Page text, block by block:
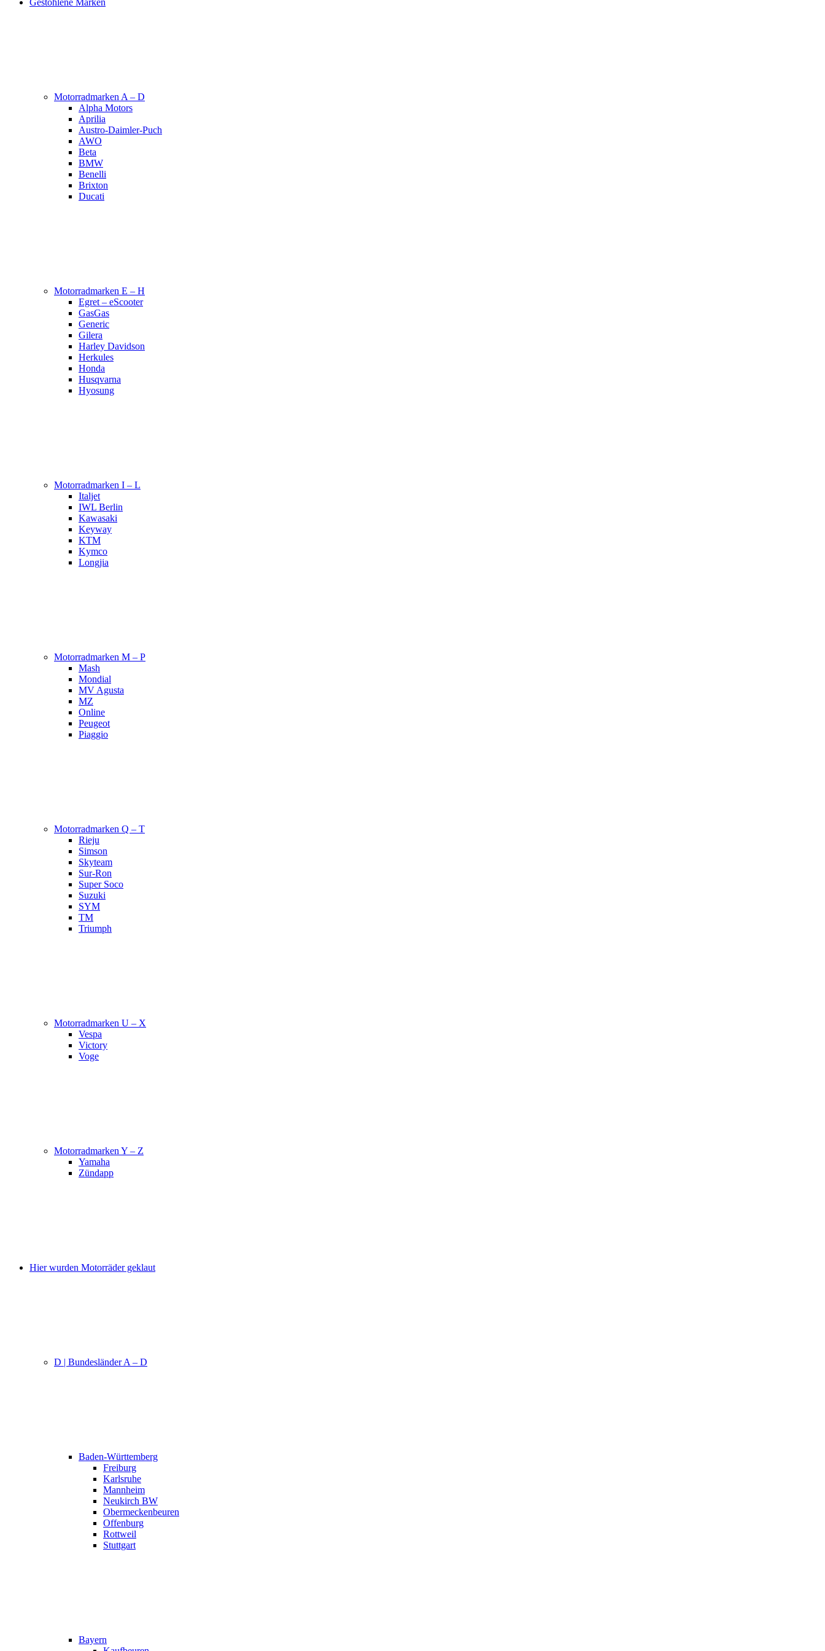
Gestohlene Marken
Motorradmarken A – D
Alpha Motors
Aprilia
Austro-Daimler-Puch
AWO
Beta
BMW
Benelli
Brixton
Ducati
Motorradmarken E – H
Egret – eScooter
GasGas
Generic
Gilera
Harley Davidson
Herkules
Honda
Husqvarna
Hyosung
Motorradmarken I – L
Italjet
IWL Berlin
Kawasaki
Keyway
KTM
Kymco
Longjia
Motorradmarken M – P
Mash
Mondial
MV Agusta
MZ
Online
Peugeot
Piaggio
Motorradmarken Q – T
Rieju
Simson
Skyteam
Sur-Ron
Super Soco
Suzuki
SYM
TM
Triumph
Motorradmarken U – X
Vespa
Victory
Voge
Motorradmarken Y – Z
Yamaha
Zündapp
Hier wurden Motorräder geklaut
D | Bundesländer A – D
Baden-Württemberg
Freiburg
Karlsruhe
Mannheim
Neukirch BW
Obermeckenbeuren
Offenburg
Rottweil
Stuttgart
Bayern